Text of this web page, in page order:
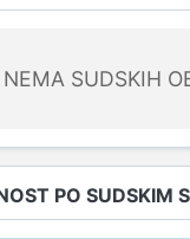
NEMA SUDSKIH
PO SUDSKIM